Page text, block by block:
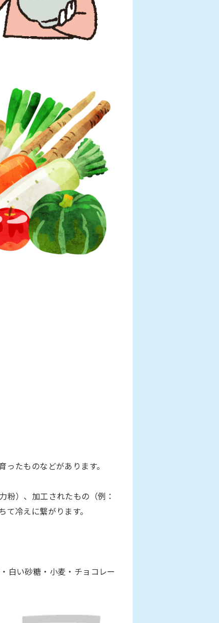
たものなどがあります。
）、加工されたもの（例：
冷えに繋がります。
白い砂糖・小麦・チョコレー